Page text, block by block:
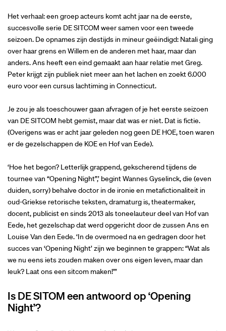
Het verhaal: een groep acteurs komt acht jaar na de eerste,
succesvolle serie DE SITCOM weer samen voor een tweede
seizoen. De opnames zijn destijds in mineur geëindigd: Natali ging
over haar grens en Willem en de anderen met haar, maar dan
anders. Ans heeft een eind gemaakt aan haar relatie met Greg.
Peter krijgt zijn publiek niet meer aan het lachen en zoekt 6.000
euro voor een cursus lachtiming in Connecticut.
Je zou je als toeschouwer gaan afvragen of je het eerste seizoen
van DE SITCOM hebt gemist, maar dat was er niet. Dat is fictie.
(Overigens was er acht jaar geleden nog geen DE HOE, toen waren
er de gezelschappen de KOE en Hof van Eede).
‘Hoe het begon? Letterlijk grappend, gekscherend tijdens de
tournee van “Opening Night”,’ begint Wannes Gyselinck, die (even
duiden, sorry) behalve doctor in de ironie en metafictionaliteit in
oud-Griekse retorische teksten, dramaturg is, theatermaker,
docent, publicist en sinds 2013 als toneelauteur deel van Hof van
Eede, het gezelschap dat werd opgericht door de zussen Ans en
Louise Van den Eede. ‘In de overmoed na en gedragen door het
succes van ‘Opening Night’ zijn we beginnen te grappen: “Wat als
we nu eens iets zouden maken over ons eigen leven, maar dan
leuk? Laat ons een sitcom maken!”’
Is DE SITOM een antwoord op ‘Opening
Night’?